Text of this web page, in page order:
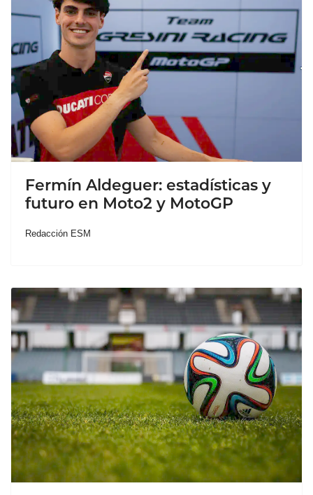
Fermín Aldeguer: estadísticas y
futuro en Moto2 y MotoGP
Redacción ESM